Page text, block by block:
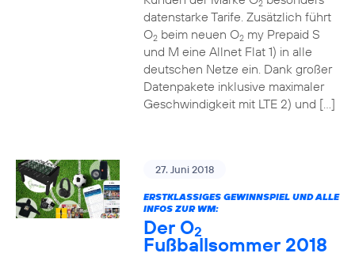
2
datenstarke Tarife. Zusätzlich führt
O2beim neuen O2my Prepaid S
und M eine Allnet Flat 1) in alle
deutschen Netze ein. Dank großer
Datenpakete inklusive maximaler
Geschwindigkeit mit LTE 2) und […]
27. Juni 2018
ERSTKLASSIGES GEWINNSPIEL UND ALLE
INFOS ZUR WM:
Der O2
Fußballsommer 2018